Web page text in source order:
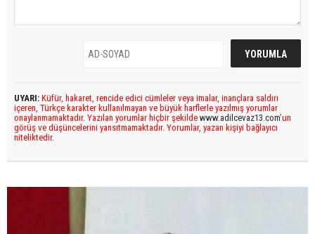
UYARI: Küfür, hakaret, rencide edici cümleler veya imalar, inançlara saldırı
içeren, Türkçe karakter kullanılmayan ve büyük harflerle yazılmış yorumlar
onaylanmamaktadır. Yazılan yorumlar hiçbir şekilde www.adilcevaz13.com’un
görüş ve düşüncelerini yansıtmamaktadır. Yorumlar, yazan kişiyi bağlayıcı
niteliktedir.